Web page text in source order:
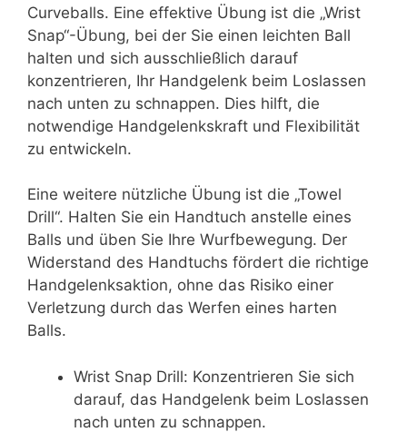
Curveballs. Eine effektive Übung ist die „Wrist
Snap“-Übung, bei der Sie einen leichten Ball
halten und sich ausschließlich darauf
konzentrieren, Ihr Handgelenk beim Loslassen
nach unten zu schnappen. Dies hilft, die
notwendige Handgelenkskraft und Flexibilität
zu entwickeln.
Eine weitere nützliche Übung ist die „Towel
Drill“. Halten Sie ein Handtuch anstelle eines
Balls und üben Sie Ihre Wurfbewegung. Der
Widerstand des Handtuchs fördert die richtige
Handgelenksaktion, ohne das Risiko einer
Verletzung durch das Werfen eines harten
Balls.
Wrist Snap Drill: Konzentrieren Sie sich
darauf, das Handgelenk beim Loslassen
nach unten zu schnappen.